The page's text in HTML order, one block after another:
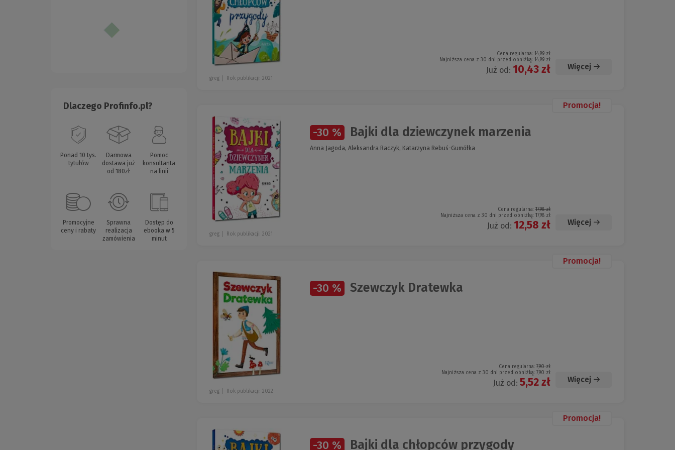
Dlaczego Profinfo.pl?
Ponad 10 tys.
tytułów
Darmowa
dostawa już
od 180zł
Pomoc
konsultanta
na linii
Promocyjne
ceny i rabaty
Sprawna
realizacja
zamówienia
Dostęp do
ebooka w 5
minut
Cena regularna: 14,89 zł
Najniższa cena z 30 dni przed obniżką: 14,89 zł
Już od: 10,43 zł Więcej
greg Rok publikacji: 2021
Promocja!
-30 % Bajki dla dziewczynek marzenia
Anna Jagoda, Aleksandra Raczyk, Katarzyna Rebuś-Gumółka
Cena regularna: 17,98 zł
Najniższa cena z 30 dni przed obniżką: 17,98 zł
Już od: 12,58 zł Więcej
greg Rok publikacji: 2021
Promocja!
-30 % Szewczyk Dratewka
Cena regularna: 7,90 zł
Najniższa cena z 30 dni przed obniżką: 7,90 zł
Już od: 5,52 zł Więcej
greg Rok publikacji: 2022
Promocja!
-30 % Bajki dla chłopców przygody